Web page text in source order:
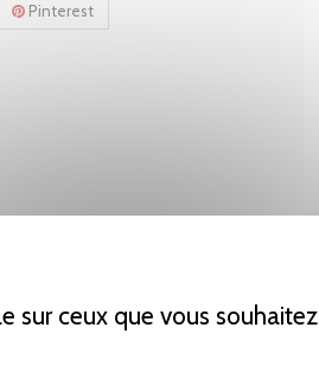
sur ceux que vous souhaitez
Pinterest